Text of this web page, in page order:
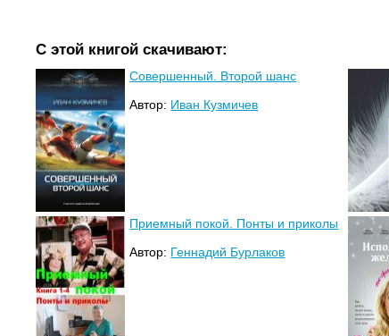
С этой книгой скачивают:
Совершенный. Второй шанс
Автор: Иван Кузмичев
Приемный покой. Понты и приколы
Автор: Геннадий Бурлаков